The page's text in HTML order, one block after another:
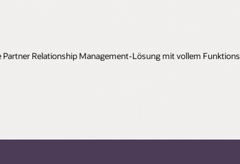
Relationship Management-Lösung mit vollem